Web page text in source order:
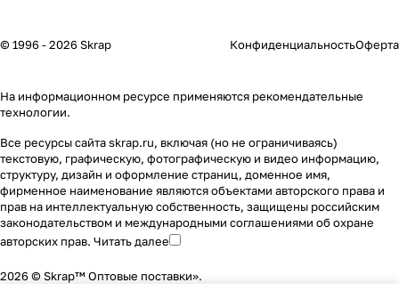
© 1996 - 2026 Skrap КонфиденциальностьОферта
На информационном ресурсе применяются рекомендательные
технологии.
Все ресурсы сайта skrap.ru, включая (но не ограничиваясь)
текстовую, графическую, фотографическую и видео информацию,
структуру, дизайн и оформление страниц, доменное имя,
фирменное наименование являются объектами авторского права и
прав на интеллектуальную собственность, защищены российским
законодательством и международными соглашениями об охране
авторских прав. Читать далее
2026 © Skrap™ Оптовые поставки».